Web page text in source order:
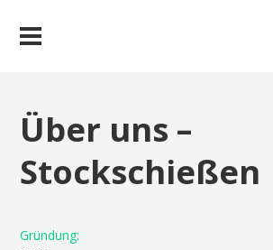
Über uns –
Stockschießen
Gründung: